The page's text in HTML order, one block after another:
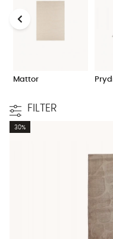
Mattor
FILTER
30%